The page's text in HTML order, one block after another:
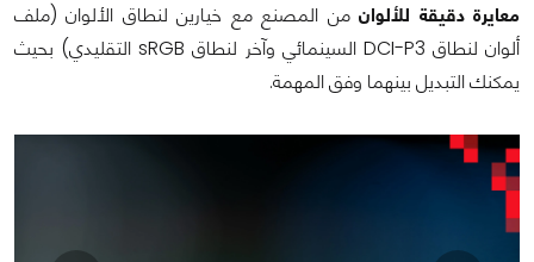
معايرة دقيقة للألوانمن المصنع مع خيارين لنطاق الألوان (ملف
ألوان لنطاق DCI-P3 السينمائي وآخر لنطاق sRGB التقليدي) بحيث
يمكنك التبديل بينهما وفق المهمة.